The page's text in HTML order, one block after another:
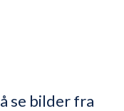
se bilder fra